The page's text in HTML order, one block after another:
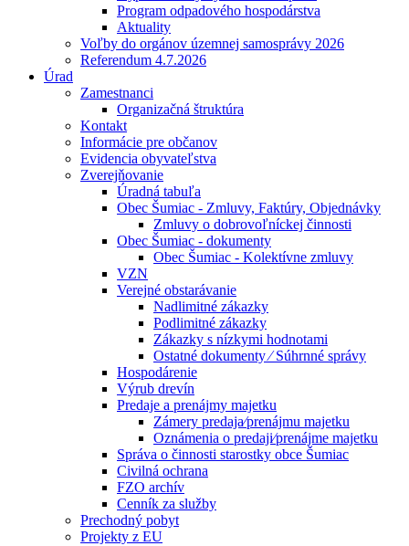
Program odpadového hospodárstva
Aktuality
Voľby do orgánov územnej samosprávy 2026
Referendum 4.7.2026
Úrad
Zamestnanci
Organizačná štruktúra
Kontakt
Informácie pre občanov
Evidencia obyvateľstva
Zverejňovanie
Úradná tabuľa
Obec Šumiac - Zmluvy, Faktúry, Objednávky
Zmluvy o dobrovoľníckej činnosti
Obec Šumiac - dokumenty
Obec Šumiac - Kolektívne zmluvy
VZN
Verejné obstarávanie
Nadlimitné zákazky
Podlimitné zákazky
Zákazky s nízkymi hodnotami
Ostatné dokumenty ⁄ Súhrnné správy
Hospodárenie
Výrub drevín
Predaje a prenájmy majetku
Zámery predaja⁄prenájmu majetku
Oznámenia o predaji⁄prenájme majetku
Správa o činnosti starostky obce Šumiac
Civilná ochrana
FZO archív
Cenník za služby
Prechodný pobyt
Projekty z EU